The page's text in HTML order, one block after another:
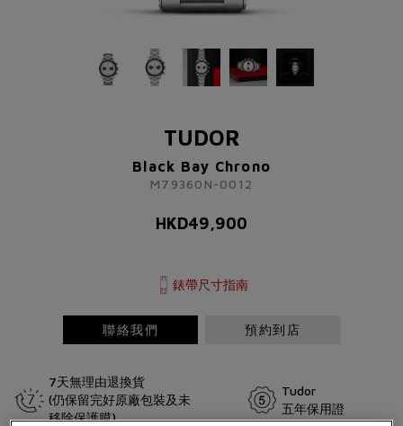
TUDOR
Black Bay Chrono
M79360N-0012
HKD49,900
錶帶尺寸指南
聯絡我們 預約到店
7天無理由退換貨
(仍保留完好原廠包裝及未
移除保護膜)
Tudor
五年保用證
TUDOR
Black Bay Chrono
HKD49,900
+852 2192 3123
請完成以下表格